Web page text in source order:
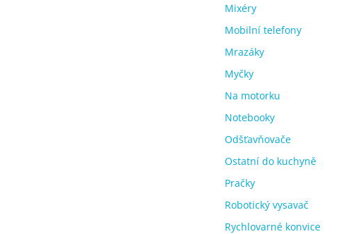
Mixéry
Mobilní telefony
Mrazáky
Myčky
Na motorku
Notebooky
Odšťavňovače
Ostatní do kuchyně
Pračky
Robotický vysavač
Rychlovarné konvice